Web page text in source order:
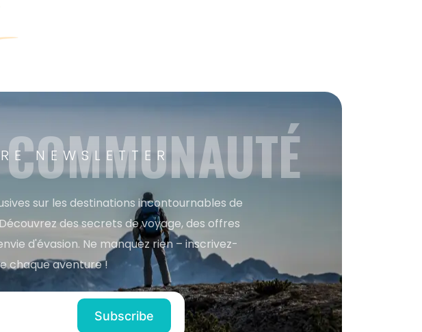
NEWSLETTER
sur les destinations incontournables de
des secrets de voyage, des offres
d'évasion. Ne manquez rien – inscrivez-
chaque aventure !